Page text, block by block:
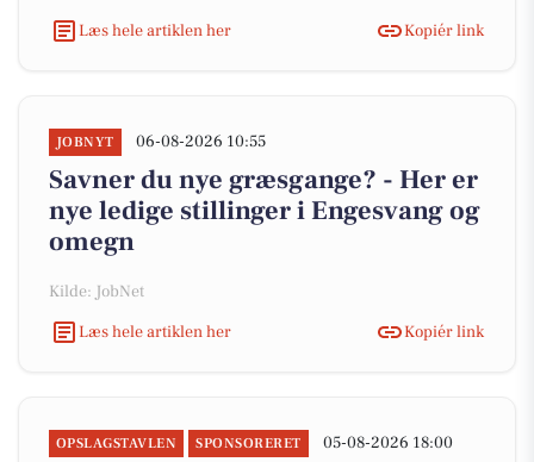
Læs hele artiklen her Kopiér link
JOBNYT 06-08-2026 10:55
Savner du nye græsgange? - Her er
nye ledige stillinger i Engesvang og
omegn
Kilde: JobNet
Læs hele artiklen her
Kopiér link
OPSLAGSTAVLEN SPONSORERET 05-08-2026 18:00